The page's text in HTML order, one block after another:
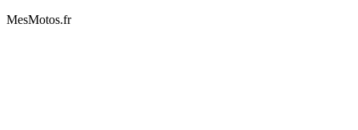
MesMotos.fr